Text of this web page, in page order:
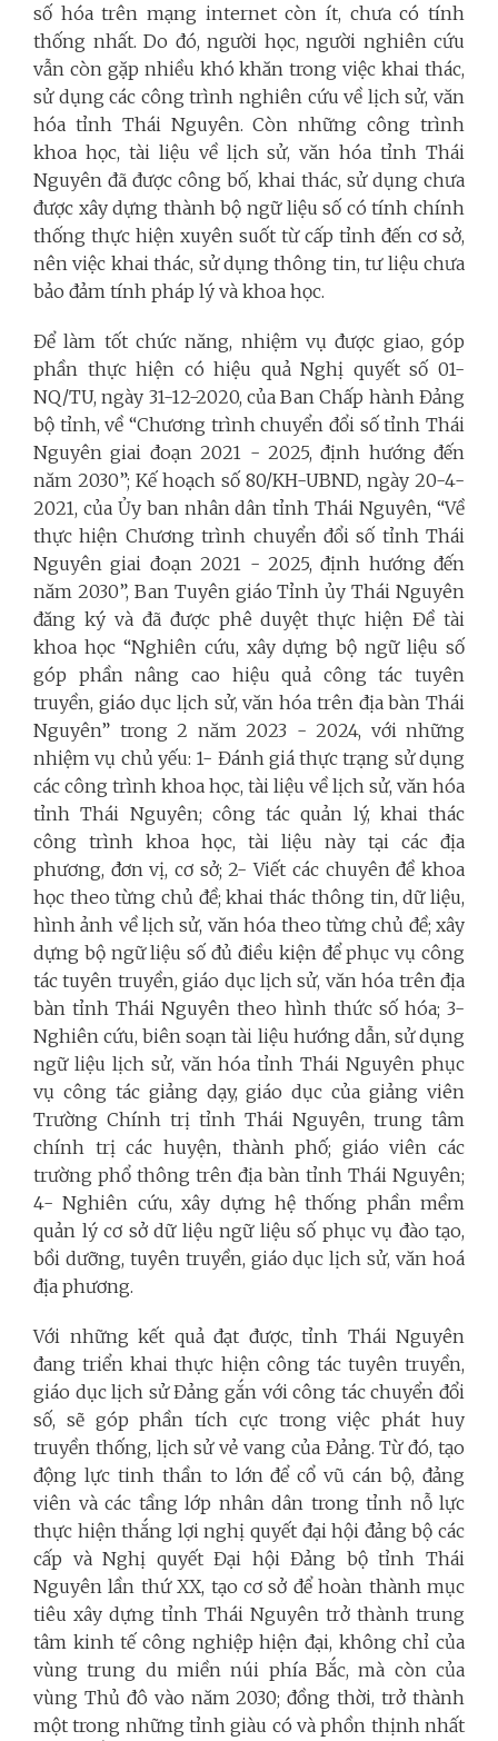
số hóa trên mạng internet còn ít, chưa có tính
thống nhất. Do đó, người học, người nghiên cứu
vẫn còn gặp nhiều khó khăn trong việc khai thác,
sử dụng các công trình nghiên cứu về lịch sử, văn
hóa tỉnh Thái Nguyên. Còn những công trình
khoa học, tài liệu về lịch sử, văn hóa tỉnh Thái
Nguyên đã được công bố, khai thác, sử dụng chưa
được xây dựng thành bộ ngữ liệu số có tính chính
thống thực hiện xuyên suốt từ cấp tỉnh đến cơ sở,
nên việc khai thác, sử dụng thông tin, tư liệu chưa
bảo đảm tính pháp lý và khoa học.
Để làm tốt chức năng, nhiệm vụ được giao, góp
phần thực hiện có hiệu quả Nghị quyết số 01-
NQ/TU, ngày 31-12-2020, của Ban Chấp hành Đảng
bộ tỉnh, về “Chương trình chuyển đổi số tỉnh Thái
Nguyên giai đoạn 2021 - 2025, định hướng đến
năm 2030”; Kế hoạch số 80/KH-UBND, ngày 20-4-
2021, của Ủy ban nhân dân tỉnh Thái Nguyên, “Về
thực hiện Chương trình chuyển đổi số tỉnh Thái
Nguyên giai đoạn 2021 - 2025, định hướng đến
năm 2030”, Ban Tuyên giáo Tỉnh ủy Thái Nguyên
đăng ký và đã được phê duyệt thực hiện Đề tài
khoa học “Nghiên cứu, xây dựng bộ ngữ liệu số
góp phần nâng cao hiệu quả công tác tuyên
truyền, giáo dục lịch sử, văn hóa trên địa bàn Thái
Nguyên” trong 2 năm 2023 - 2024, với những
nhiệm vụ chủ yếu: 1- Đánh giá thực trạng sử dụng
các công trình khoa học, tài liệu về lịch sử, văn hóa
tỉnh Thái Nguyên; công tác quản lý, khai thác
công trình khoa học, tài liệu này tại các địa
phương, đơn vị, cơ sở; 2- Viết các chuyên đề khoa
học theo từng chủ đề; khai thác thông tin, dữ liệu,
hình ảnh về lịch sử, văn hóa theo từng chủ đề; xây
dựng bộ ngữ liệu số đủ điều kiện để phục vụ công
tác tuyên truyền, giáo dục lịch sử, văn hóa trên địa
bàn tỉnh Thái Nguyên theo hình thức số hóa; 3-
Nghiên cứu, biên soạn tài liệu hướng dẫn, sử dụng
ngữ liệu lịch sử, văn hóa tỉnh Thái Nguyên phục
vụ công tác giảng dạy, giáo dục của giảng viên
Trường Chính trị tỉnh Thái Nguyên, trung tâm
chính trị các huyện, thành phố; giáo viên các
trường phổ thông trên địa bàn tỉnh Thái Nguyên;
4- Nghiên cứu, xây dựng hệ thống phần mềm
quản lý cơ sở dữ liệu ngữ liệu số phục vụ đào tạo,
bồi dưỡng, tuyên truyền, giáo dục lịch sử, văn hoá
địa phương.
Với những kết quả đạt được, tỉnh Thái Nguyên
đang triển khai thực hiện công tác tuyên truyền,
giáo dục lịch sử Đảng gắn với công tác chuyển đổi
số, sẽ góp phần tích cực trong việc phát huy
truyền thống, lịch sử vẻ vang của Đảng. Từ đó, tạo
động lực tinh thần to lớn để cổ vũ cán bộ, đảng
viên và các tầng lớp nhân dân trong tỉnh nỗ lực
thực hiện thắng lợi nghị quyết đại hội đảng bộ các
cấp và Nghị quyết Đại hội Đảng bộ tỉnh Thái
Nguyên lần thứ XX, tạo cơ sở để hoàn thành mục
tiêu xây dựng tỉnh Thái Nguyên trở thành trung
tâm kinh tế công nghiệp hiện đại, không chỉ của
vùng trung du miền núi phía Bắc, mà còn của
vùng Thủ đô vào năm 2030; đồng thời, trở thành
một trong những tỉnh giàu có và phồn thịnh nhất